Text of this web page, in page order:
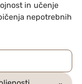
in učenje
nepotrebnih